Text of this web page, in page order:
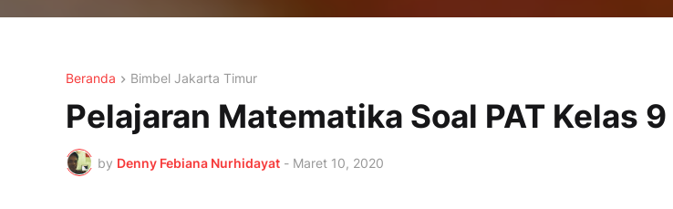
Beranda Bimbel Jakarta Timur
Pelajaran Matematika Soal PAT Kelas 9
by Denny Febiana Nurhidayat - Maret 10, 2020